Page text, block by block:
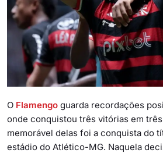
O Flamengo guarda recordações
onde conquistou três vitórias em
memorável delas foi a conquista do
estádio do Atlético-MG. Naquela